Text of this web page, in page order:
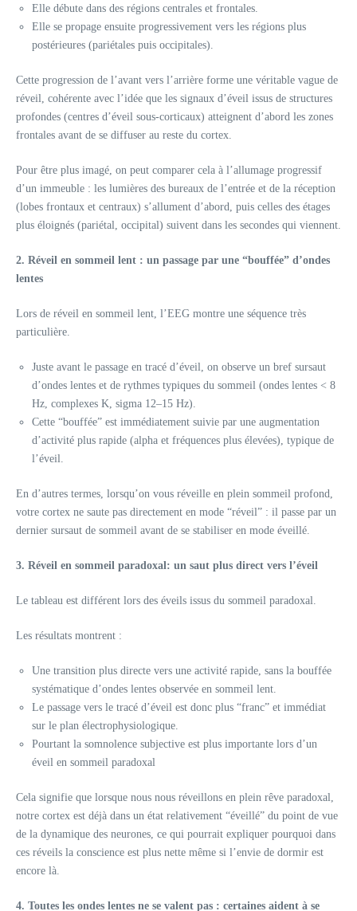
Elle débute dans des régions centrales et frontales.
Elle se propage ensuite progressivement vers les régions plus
postérieures (pariétales puis occipitales).
Cette progression de l’avant vers l’arrière forme une véritable vague de
réveil, cohérente avec l’idée que les signaux d’éveil issus de structures
profondes (centres d’éveil sous‑corticaux) atteignent d’abord les zones
frontales avant de se diffuser au reste du cortex.
Pour être plus imagé, on peut comparer cela à l’allumage progressif
d’un immeuble : les lumières des bureaux de l’entrée et de la réception
(lobes frontaux et centraux) s’allument d’abord, puis celles des étages
plus éloignés (pariétal, occipital) suivent dans les secondes qui viennent.
2. Réveil en sommeil lent : un passage par une “bouffée” d’ondes
lentes
Lors de réveil en sommeil lent, l’EEG montre une séquence très
particulière.
Juste avant le passage en tracé d’éveil, on observe un bref sursaut
d’ondes lentes et de rythmes typiques du sommeil (ondes lentes < 8
Hz, complexes K, sigma 12–15 Hz).
Cette “bouffée” est immédiatement suivie par une augmentation
d’activité plus rapide (alpha et fréquences plus élevées), typique de
l’éveil.
En d’autres termes, lorsqu’on vous réveille en plein sommeil profond,
votre cortex ne saute pas directement en mode “réveil” : il passe par un
dernier sursaut de sommeil avant de se stabiliser en mode éveillé.
3. Réveil en sommeil paradoxal: un saut plus direct vers l’éveil
Le tableau est différent lors des éveils issus du sommeil paradoxal.
Les résultats montrent :
Une transition plus directe vers une activité rapide, sans la bouffée
systématique d’ondes lentes observée en sommeil lent.
Le passage vers le tracé d’éveil est donc plus “franc” et immédiat
sur le plan électrophysiologique.
Pourtant la somnolence subjective est plus importante lors d’un
éveil en sommeil paradoxal
Cela signifie que lorsque nous nous réveillons en plein rêve paradoxal,
notre cortex est déjà dans un état relativement “éveillé” du point de vue
de la dynamique des neurones, ce qui pourrait expliquer pourquoi dans
ces réveils la conscience est plus nette même si l’envie de dormir est
encore là.
4. Toutes les ondes lentes ne se valent pas : certaines aident à se